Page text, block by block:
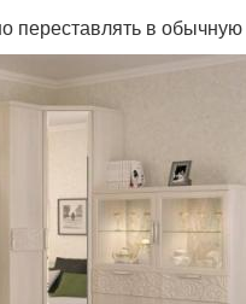
переставлять в